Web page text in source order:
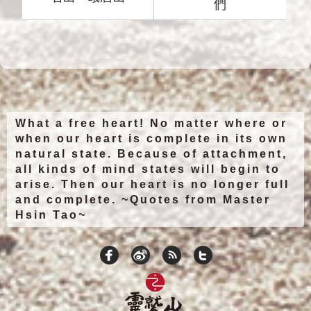
們
What a free heart! No matter where or
when our heart is complete in its own
natural state. Because of attachment,
all kinds of mind states will begin to
arise. Then our heart is no longer full
and complete. ~Quotes from Master
Hsin Tao~